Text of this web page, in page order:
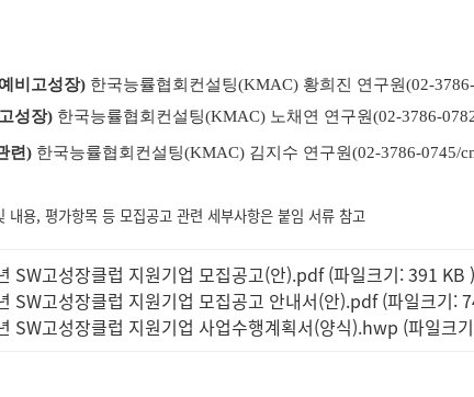
비고성장) 한국능률협회컨설팅(KMAC) 황희진 연구원(02-
성장) 한국능률협회컨설팅(KMAC) 노채연 연구원(02-3786-
련) 한국능률협회컨설팅(KMAC) 김지수 연구원(02-3786-0745/
용, 평가항목 등 모집공고 관련 세부사항은 붙임 서류 참고
SW고성장클럽 지원기업 모집공고(안).pdf (파일크기: 391 KB )
SW고성장클럽 지원기업 모집공고 안내서(안).pdf (파일크기:
SW고성장클럽 지원기업 사업수행계획서(양식).hwp (파일크